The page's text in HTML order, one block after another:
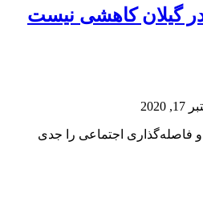
در گیلان کاهشی نیست
2020
فاصله‌گذاری اجتماعی را جدی